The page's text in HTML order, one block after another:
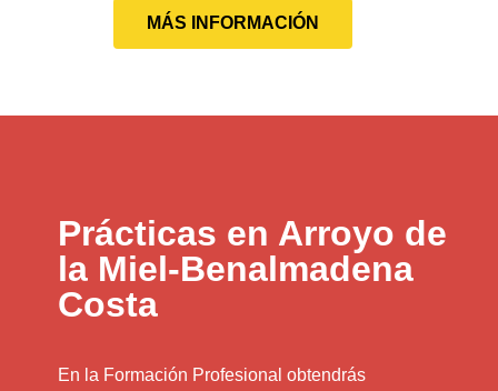
MÁS INFORMACIÓN
Prácticas en Arroyo de
la Miel-Benalmadena
Costa
En la Formación Profesional obtendrás